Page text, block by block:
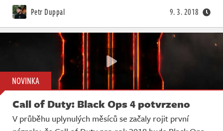
Petr Duppal 9. 3. 2018
NOVINKA
Call of Duty: Black Ops 4 potvrzeno
V průběhu uplynulých měsíců se začaly rojit první